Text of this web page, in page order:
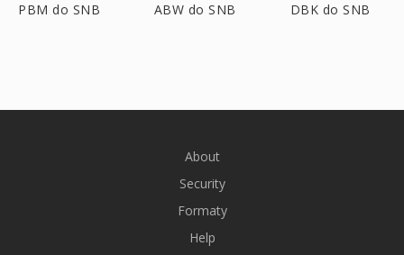
PBM do SNB ABW do SNB DBK do SNB
About
Security
Formaty
Help